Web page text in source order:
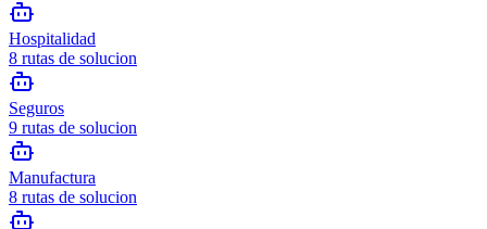
Hospitalidad
8 rutas de solucion
Seguros
9 rutas de solucion
Manufactura
8 rutas de solucion